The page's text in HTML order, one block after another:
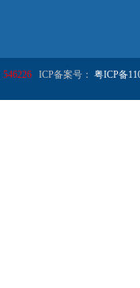
546226 ICP备案号： 粤ICP备